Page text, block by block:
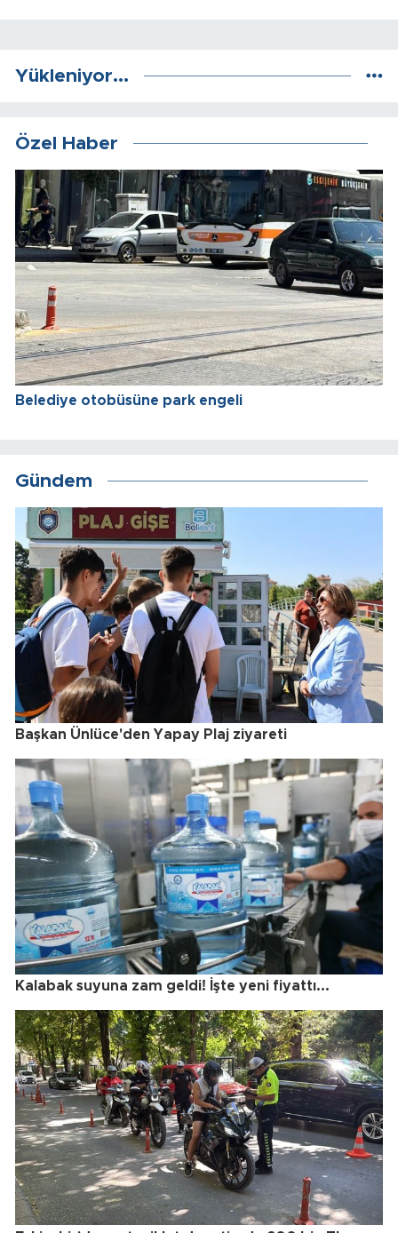
Yükleniyor...
Özel Haber
Belediye otobüsüne park engeli
Gündem
Başkan Ünlüce'den Yapay Plaj ziyareti
Kalabak suyuna zam geldi! İşte yeni fiyattı...